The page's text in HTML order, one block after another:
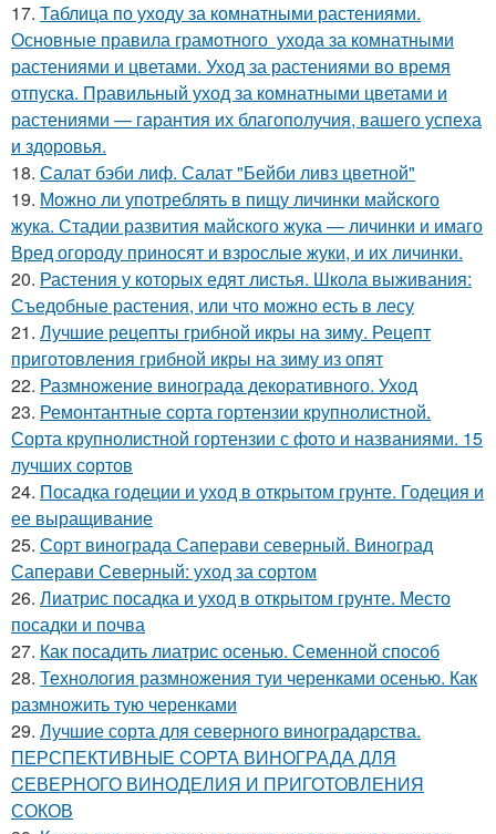
17. Таблица по уходу за комнатными растениями.
Основные правила грамотного ухода за комнатными
растениями и цветами. Уход за растениями во время
отпуска. Правильный уход за комнатными цветами и
растениями — гарантия их благополучия, вашего успеха
и здоровья.
18. Салат бэби лиф. Салат "Бейби ливз цветной"
19. Можно ли употреблять в пищу личинки майского
жука. Стадии развития майского жука — личинки и имаго
Вред огороду приносят и взрослые жуки, и их личинки.
20. Растения у которых едят листья. Школа выживания:
Съедобные растения, или что можно есть в лесу
21. Лучшие рецепты грибной икры на зиму. Рецепт
приготовления грибной икры на зиму из опят
22. Размножение винограда декоративного. Уход
23. Ремонтантные сорта гортензии крупнолистной.
Сорта крупнолистной гортензии с фото и названиями. 15
лучших сортов
24. Посадка годеции и уход в открытом грунте. Годеция и
ее выращивание
25. Сорт винограда Саперави северный. Виноград
Саперави Северный: уход за сортом
26. Лиатрис посадка и уход в открытом грунте. Место
посадки и почва
27. Как посадить лиатрис осенью. Семенной способ
28. Технология размножения туи черенками осенью. Как
размножить тую черенками
29. Лучшие сорта для северного виноградарства.
ПЕРСПЕКТИВНЫЕ СОРТА ВИНОГРАДА ДЛЯ
CЕВЕРНОГО ВИНОДЕЛИЯ И ПРИГОТОВЛЕНИЯ
СОКОВ